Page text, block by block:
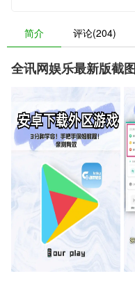
简介 评论(204)
全讯网娱乐最新版截图